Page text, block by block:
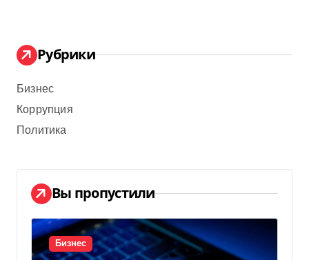
Рубрики
Бизнес
Коррупция
Политика
Вы пропустили
Бизнес